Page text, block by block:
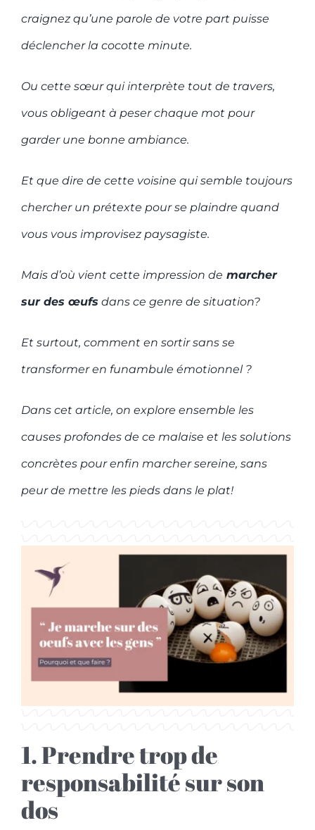
craignez qu’une parole de votre part puisse
déclencher la cocotte minute.
Ou cette sœur qui interprète tout de travers,
vous obligeant à peser chaque mot pour
garder une bonne ambiance.
Et que dire de cette voisine qui semble toujours
chercher un prétexte pour se plaindre quand
vous vous improvisez paysagiste.
Mais d’où vient cette impression de marcher
sur des œufsdans ce genre de situation?
Et surtout, comment en sortir sans se
transformer en funambule émotionnel ?
Dans cet article, on explore ensemble les
causes profondes de ce malaise et les solutions
concrètes pour enfin marcher sereine, sans
peur de mettre les pieds dans le plat!
1. Prendre trop de
responsabilité sur son
dos